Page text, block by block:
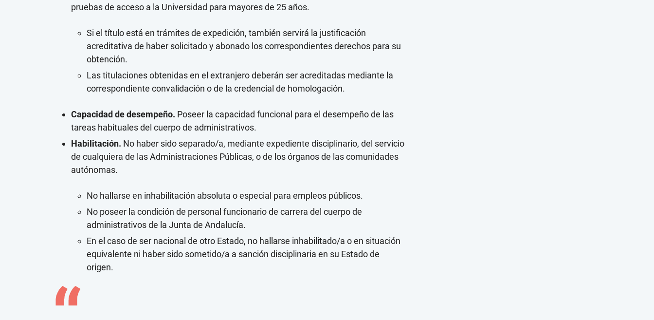
pruebas de acceso a la Universidad para mayores de 25 años.
Si el título está en trámites de expedición, también servirá la justificación
acreditativa de haber solicitado y abonado los correspondientes derechos para su
obtención.
Las titulaciones obtenidas en el extranjero deberán ser acreditadas mediante la
correspondiente convalidación o de la credencial de homologación.
Capacidad de desempeño. Poseer la capacidad funcional para el desempeño de las
tareas habituales del cuerpo de administrativos.
Habilitación. No haber sido separado/a, mediante expediente disciplinario, del servicio
de cualquiera de las Administraciones Públicas, o de los órganos de las comunidades
autónomas.
No hallarse en inhabilitación absoluta o especial para empleos públicos.
No poseer la condición de personal funcionario de carrera del cuerpo de
administrativos de la Junta de Andalucía.
En el caso de ser nacional de otro Estado, no hallarse inhabilitado/a o en situación
equivalente ni haber sido sometido/a a sanción disciplinaria en su Estado de
origen.